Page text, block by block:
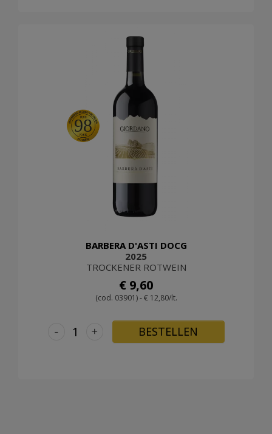
98
BARBERA D'ASTI DOCG
2025
TROCKENER ROTWEIN
€ 9,60
(cod. 03901) - € 12,80/lt.
+
- BESTELLEN